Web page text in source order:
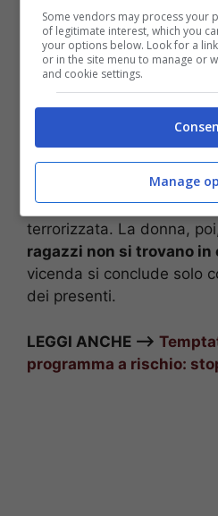
La dichiarazione d’amore di Ezgi e
dopo la discussione con
bugie dette da
pompieri
terrorizzata. La donna,
ragazzi non si trovano in
vicenda si conclude solo
dei presenti.
LEGGI ANCHE –>
programma a rischio:
Some vendors may process your
of legitimate interest, which you
your options below. Look for a
or in the site menu to manage or
and cookie settings.
Manage